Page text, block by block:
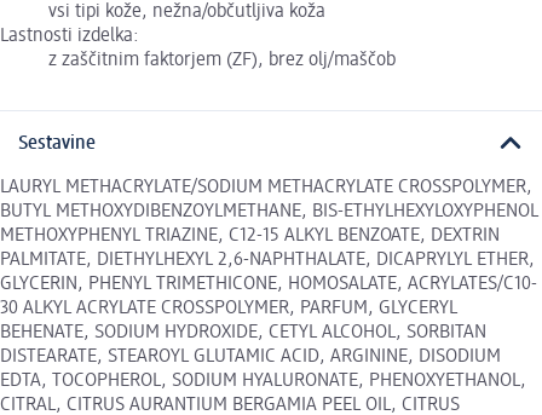
vsi tipi kože, nežna/občutljiva koža
Lastnosti izdelka:
z zaščitnim faktorjem (ZF), brez olj/maščob
Sestavine
LAURYL METHACRYLATE/SODIUM METHACRYLATE CROSSPOLYMER,
BUTYL METHOXYDIBENZOYLMETHANE, BIS-ETHYLHEXYLOXYPHENOL
METHOXYPHENYL TRIAZINE, C12-15 ALKYL BENZOATE, DEXTRIN
PALMITATE, DIETHYLHEXYL 2,6-NAPHTHALATE, DICAPRYLYL ETHER,
GLYCERIN, PHENYL TRIMETHICONE, HOMOSALATE, ACRYLATES/C10-
30 ALKYL ACRYLATE CROSSPOLYMER, PARFUM, GLYCERYL
BEHENATE, SODIUM HYDROXIDE, CETYL ALCOHOL, SORBITAN
DISTEARATE, STEAROYL GLUTAMIC ACID, ARGININE, DISODIUM
EDTA, TOCOPHEROL, SODIUM HYALURONATE, PHENOXYETHANOL,
CITRAL, CITRUS AURANTIUM BERGAMIA PEEL OIL, CITRUS